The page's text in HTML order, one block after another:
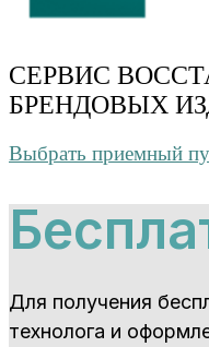
СЕРВИС
БРЕНДОВЫХ
Выбрать приемный
Для получения
технолога и